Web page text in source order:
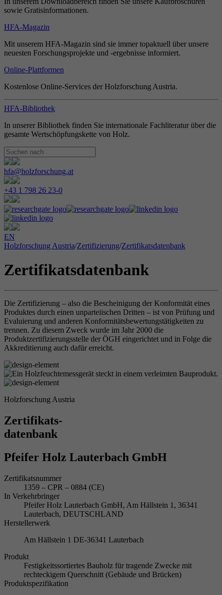
sowie Gratisinformationen.
HFA-Magazin
Mit unserem HFA-Magazin sind sie immer topaktuell über unsere
neuesten Forschungsprojekte und -ergebnisse informiert.
Online-Plattformen
Kostenlose Online-Services der Holzforschung Austria.
HFA-Bibliothek
In unserer Bibliothek finden Sie internationale Fachliteratur über die
gesamte Wertschöpfungskette von Holz.
hfa@holzforschung.at
+43 1 798 26 23-0
EN
Holzforschung Austria/Zertifizierung/Zertifikatsdatenbank
Zertifikatsdatenbank
Die Zertifizierung – also die Bescheinigung der Konformität eines
Produktes durch einen unparteiischen Dritten – ist von Prüfung und
Evaluierung und anderen Konformitätsbewertungstätigkeiten zu
trennen. Zu diesem Zweck wurde im Jahr 2000 die
Produktzertifizierungsstelle der ÖGH eingerichtet und in Folge die
Akkreditierung auch dafür erreicht.
Holzforschung Austria
Zertifikats-
datenbank
Pfeifer Holz Lauterbach GmbH
Zertifikatsnummer
1359 – CPR – 0884 (CE)
In Verkehrbringer
Pfeifer Holz Lauterbach GmbH, Am Hällstein 1, 36341
Lauterbach, DEUTSCHLAND
Herstellerwerk
Am Hällstein 1 DE-36341 Lauterbach
Produkt
Festigkeitssortiertes Bauholz für tragende Zwecke mit
rechteckigem Querschnitt (Gebäude und Brücken)
Produktspezifikation